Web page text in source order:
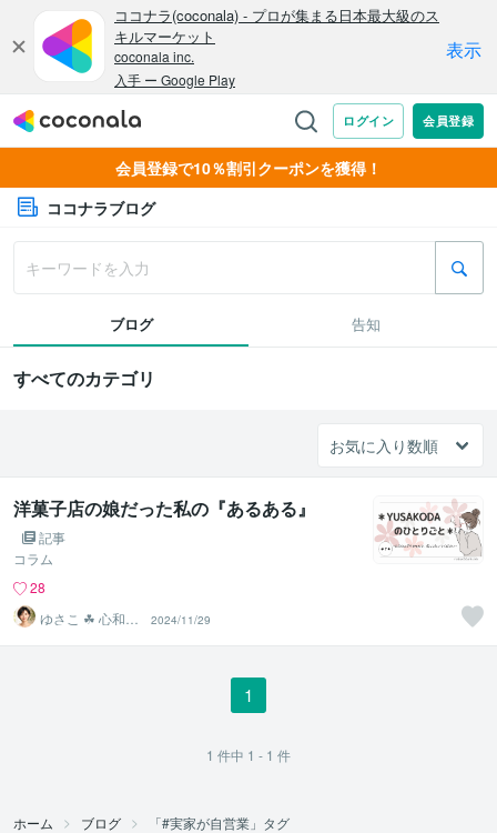
会員登録で10％割引クーポンを獲得！
ココナラブログ
ブログ 告知
すべてのカテゴリ
洋菓子店の娘だった私の『あるある』
記事
コラム
28
ゆさこ ☘ 心和ら
ぐ拠り所
2024/11/29
1
1 件中 1 - 1 件
ホーム ブログ 「#実家が自営業」タグ